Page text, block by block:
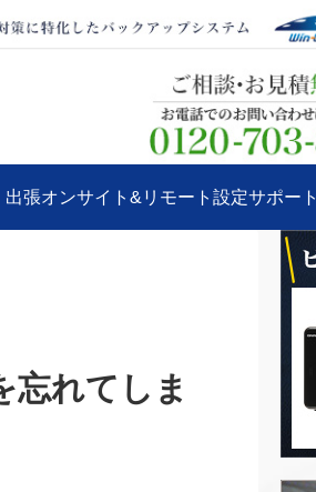
出張オンサイト&リモート設定サポート
忘れてしま